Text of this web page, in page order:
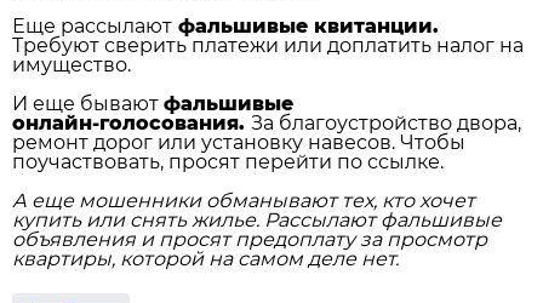
Еще рассылают фальшивые квитанции.
Требуют сверить платежи или доплатить налог на
имущество.
И еще бывают фальшивые
онлайн‑голосования. За благоустройство двора,
ремонт дорог или установку навесов. Чтобы
поучаствовать, просят перейти по ссылке.
А еще мошенники обманывают тех, кто хочет
купить или снять жилье. Рассылают фальшивые
объявления и просят предоплату за просмотр
квартиры, которой на самом деле нет.